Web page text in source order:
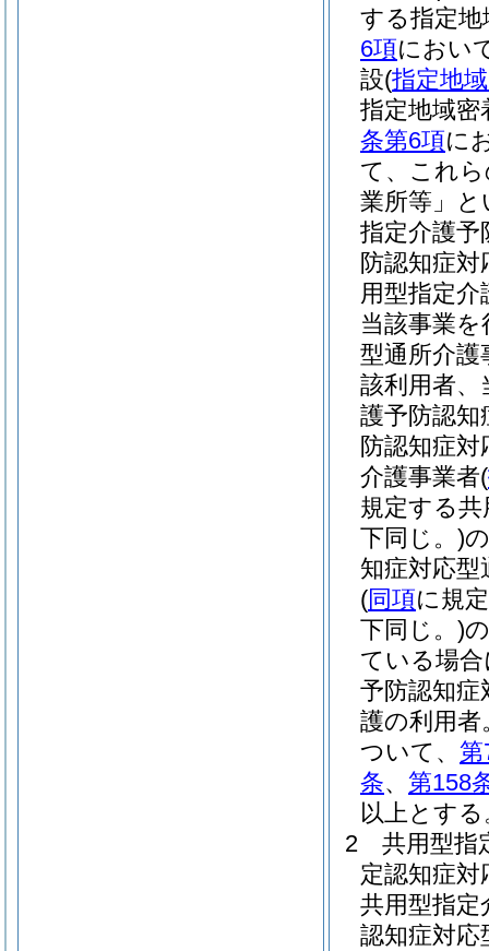
する指定
6項におい
設(指定地
指定地域密
条第6項に
て、これ
業所等」と
指定介護予
防認知症
用型指定
当該事業
型通所介護
該利用者、
護予防認知
防認知症
介護事業者(
規定する
下同じ。)
知症対応型
(同項に規
下同じ。)
ている場
予防認知症
護の利用者
ついて、 第
条、 第158
以上とする
2
共用型指
定認知症
共用型指定
認知症対